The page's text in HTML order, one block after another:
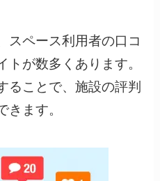
スペース利用者の口コ
トが数多くあります。
ることで、施設の評判
きます。